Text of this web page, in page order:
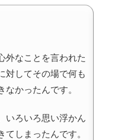
外なことを言われた
対してその場で何も
なかったんです。
いろいろ思い浮かん
てしまったんです。